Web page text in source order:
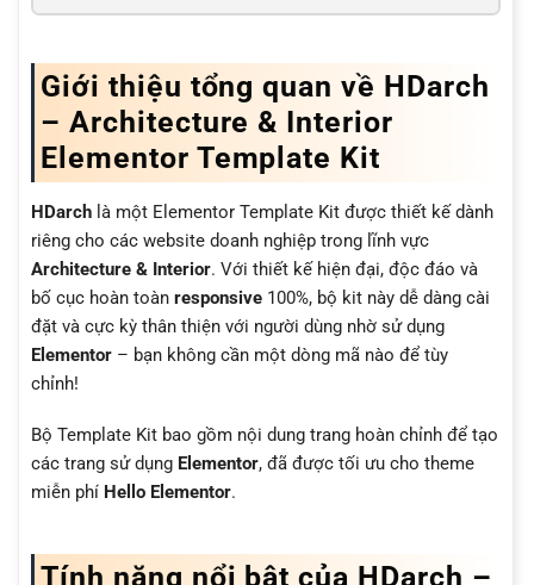
Giới thiệu tổng quan về HDarch
– Architecture & Interior
Elementor Template Kit
HDarch là một Elementor Template Kit được thiết kế dành
riêng cho các website doanh nghiệp trong lĩnh vực
Architecture & Interior. Với thiết kế hiện đại, độc đáo và
bố cục hoàn toàn responsive 100%, bộ kit này dễ dàng cài
đặt và cực kỳ thân thiện với người dùng nhờ sử dụng
Elementor – bạn không cần một dòng mã nào để tùy
chỉnh!
Bộ Template Kit bao gồm nội dung trang hoàn chỉnh để tạo
các trang sử dụng Elementor, đã được tối ưu cho theme
miễn phí Hello Elementor.
Tính năng nổi bật của HDarch –